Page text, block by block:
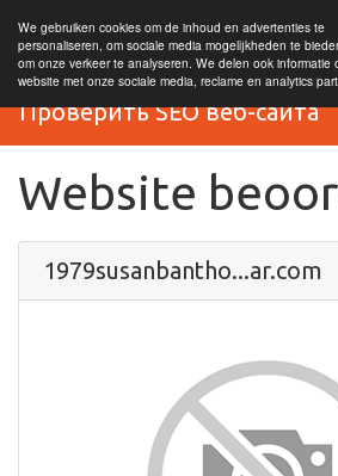
We gebruiken cookies om de inhoud en advertenties te
personaliseren, om sociale media mogelijkheden te
om onze verkeer te analyseren. We delen ook informatie
website met onze sociale media, reclame en analytics
Проверить SEO веб-сайта
Website
1979susanbantho...ar.com